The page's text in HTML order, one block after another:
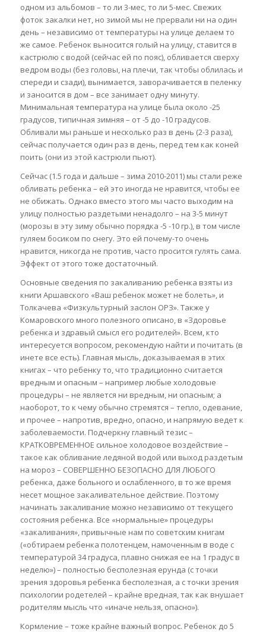
одном из альбомов – то ли 3-мес, то ли 5-мес. Свежих
фоток закалки нет, но зимой мы не прервали ни на один
день – независимо от температуры на улице делаем то
же самое. Ребенок выносится голый на улицу, ставится в
кастрюлю с водой (сейчас ей по пояс), обливается сверху
ведром воды (без головы, на плечи, так чтобы облилась и
спереди и сзади), вынимается, заворачивается в пеленку
и заносится в дом – все занимает одну минуту.
Минимальная температура на улице была около -25
градусов, типичная зимняя – от -5 до -10 градусов.
Обливали мы раньше и несколько раз в день (2-3 раза),
сейчас получается один раз в день, перед тем как коней
поить (они из этой кастрюли пьют).
Сейчас (1.5 года и дальше – зима 2010-2011) мы стали реже
обливать ребенка – ей это иногда не нравится, чтобы ее
не обижать. Однако вместо этого мы часто выходим на
улицу полностью раздетыми ненадолго – на 3-5 минут
(морозы в эту зиму обычно порядка -5 -10 гр.), в том числе
гуляем босиком по снегу. Это ей почему-то очень
нравится, никогда не против, часто просится гулять сама.
Эффект от этого тоже достаточный.
Основные сведения по закаливанию ребенка взяты из
книги Аршавского «Ваш ребенок может не болеть», и
Толкачева «Физкультурный заслон ОРЗ». Также у
Комаровского много полезного описано, в «Здоровье
ребенка и здравый смысл его родителей». Всем, кто
интересуется вопросом, рекомендую найти и почитать (в
инете все есть). Главная мысль, доказываемая в этих
книгах – что ребенку то, что традиционно считается
вредным и опасным – например любые холодовые
процедуры – не является ни вредным, ни опасным; а
наоборот, то к чему обычно стремятся – тепло, одевание,
и прочее – напротив, вредно, опасно, и напрямую ведет к
заболеваемости. Подчеркну главный тезис –
КРАТКОВРЕМЕННОЕ сильное холодовое воздействие –
такое как обливание ледяной водой или выход раздетым
на мороз – СОВЕРШЕННО БЕЗОПАСНО ДЛЯ ЛЮБОГО
ребенка, даже больного и ослабленного, в то же время
несет мощное закаливательное действие. Поэтому
начинать закаливание можно независимо от текущего
состояния ребенка. Все «нормальные» процедуры
«закаливания», привычные нам по советским книгам
(«обтираем ребенка полотенцем, намоченным в воде с
температурой 34 градуса, плавно снижая ее на 1 градус в
неделю») – полностью бесполезная ерунда (с точки
зрения здоровья ребенка бесполезная, а с точки зрения
психологии родетелей – крайне вредная, так как внушает
родителям мысль что «иначе нельзя, опасно»).
Кормление – тоже крайне важный вопрос. Ребенок до 5